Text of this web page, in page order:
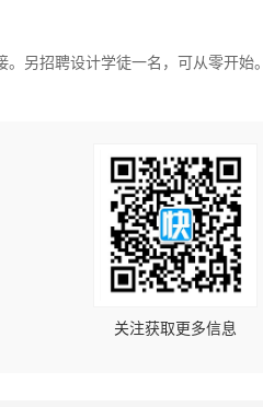
另招聘设计学徒一名，可从零开始。
关注获取更多信息